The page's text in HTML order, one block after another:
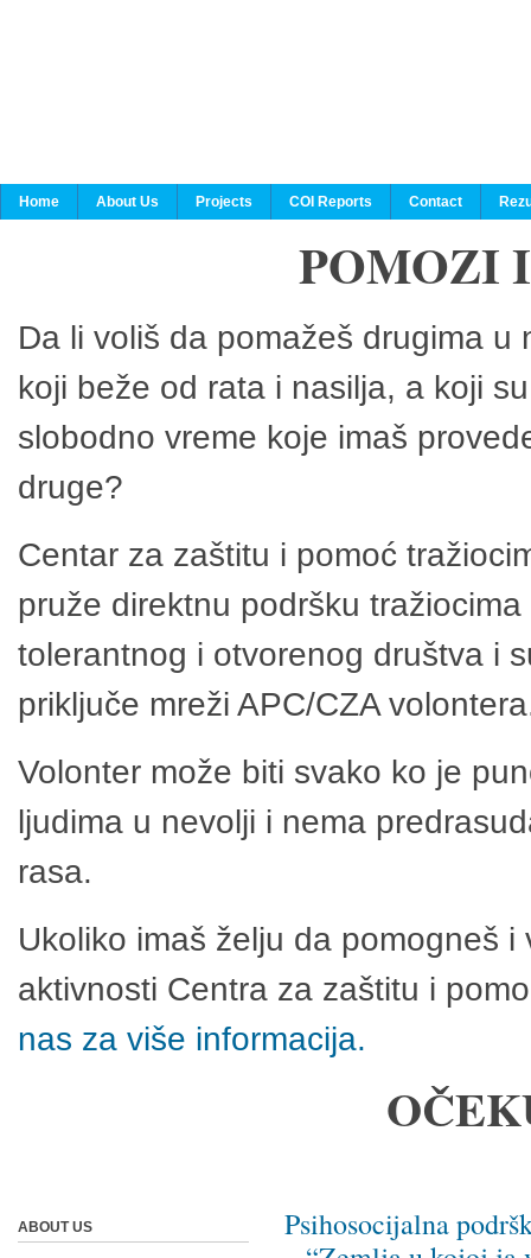
Home About Us Projects COI Reports Contact
POMOZI
Da li voliš da pomažeš drugima
koji beže od rata i nasilja, a koji
slobodno vreme koje imaš
druge?
Centar za zaštitu i pomoć
pruže direktnu podršku
tolerantnog i otvorenog društva i
priključe mreži APC/CZA
Volonter može biti svako ko je
ljudima u nevolji i nema
rasa.
Ukoliko imaš želju da pomogneš
aktivnosti Centra za zaštitu i
nas za više informacija.
Psihosocijalna
ABOUT US